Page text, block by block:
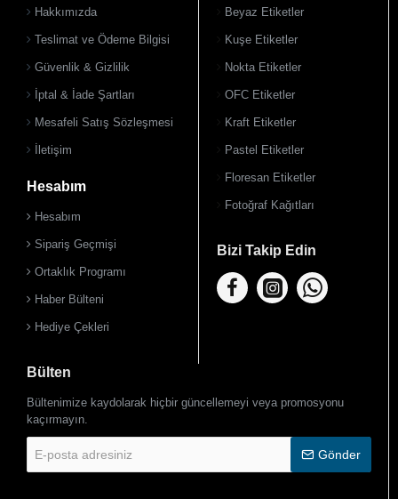
900 TL Üzeri Kargo Ücretsiz
Hakkımızda
Teslimat ve Ödeme Bilgisi
Güvenlik & Gizlilik
İptal & İade Şartları
Mesafeli Satış Sözleşmesi
İletişim
Hesabım
Hesabım
Sipariş Geçmişi
Ortaklık Programı
Haber Bülteni
Hediye Çekleri
Beyaz Etiketler
Kuşe Etiketler
Nokta Etiketler
OFC Etiketler
Kraft Etiketler
Pastel Etiketler
Floresan Etiketler
Fotoğraf Kağıtları
Bizi Takip Edin
Bülten
Bültenimize kaydolarak hiçbir güncellemeyi veya promosyonu
kaçırmayın.
posta
adresiniz
Gönder